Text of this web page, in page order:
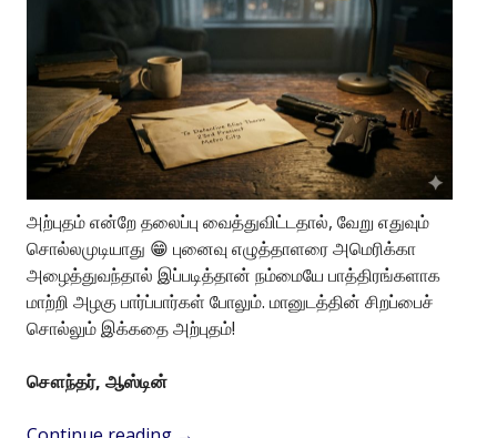
அற்புதம் என்றே தலைப்பு வைத்துவிட்டதால், வேறு எதுவும்
சொல்லமுடியாது 😁 புனைவு எழுத்தாளரை அமெரிக்கா
அழைத்துவந்தால் இப்படித்தான் நம்மையே பாத்திரங்களாக
மாற்றி அழகு பார்ப்பார்கள் போலும். மானுடத்தின் சிறப்பைச்
சொல்லும் இக்கதை அற்புதம்!
சௌந்தர், ஆஸ்டின்